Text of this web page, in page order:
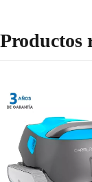
Productos